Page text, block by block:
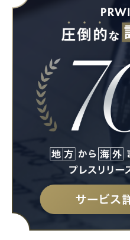
Japanese